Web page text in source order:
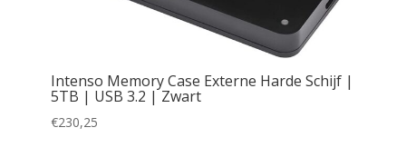
Intenso Memory Case Externe Harde Schijf |
5TB | USB 3.2 | Zwart
€230,25